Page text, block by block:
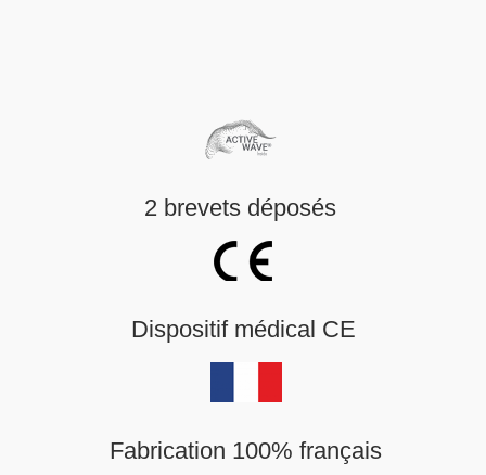
2 brevets déposés
Dispositif médical CE
Fabrication 100% français